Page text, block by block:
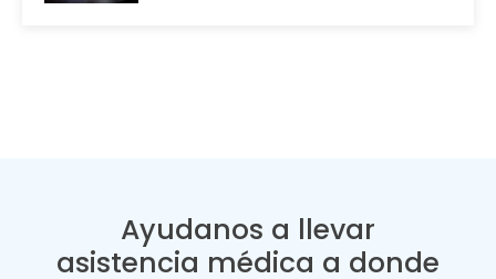
Ayudanos a llevar
asistencia médica a donde